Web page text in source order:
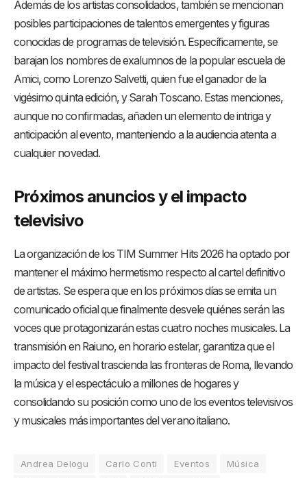
Además de los artistas consolidados, también se mencionan
posibles participaciones de talentos emergentes y figuras
conocidas de programas de televisión. Específicamente, se
barajan los nombres de exalumnos de la popular escuela de
Amici, como Lorenzo Salvetti, quien fue el ganador de la
vigésimo quinta edición, y Sarah Toscano. Estas menciones,
aunque no confirmadas, añaden un elemento de intriga y
anticipación al evento, manteniendo a la audiencia atenta a
cualquier novedad.
Próximos anuncios y el impacto
televisivo
La organización de los TIM Summer Hits 2026 ha optado por
mantener el máximo hermetismo respecto al cartel definitivo
de artistas. Se espera que en los próximos días se emita un
comunicado oficial que finalmente desvele quiénes serán las
voces que protagonizarán estas cuatro noches musicales. La
transmisión en Raiuno, en horario estelar, garantiza que el
impacto del festival trascienda las fronteras de Roma, llevando
la música y el espectáculo a millones de hogares y
consolidando su posición como uno de los eventos televisivos
y musicales más importantes del verano italiano.
Andrea Delogu Carlo Conti Eventos
Música